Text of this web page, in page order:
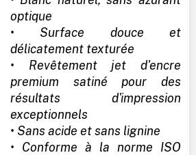
optique
• Surface douce et
délicatement texturée
• Revêtement jet d'encre
premium satiné pour des
résultats d'impression
exceptionnels
• Sans acide et sans lignine
• Conforme à la norme ISO